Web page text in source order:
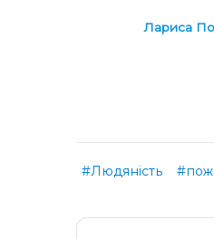
Лариса
#Людяність